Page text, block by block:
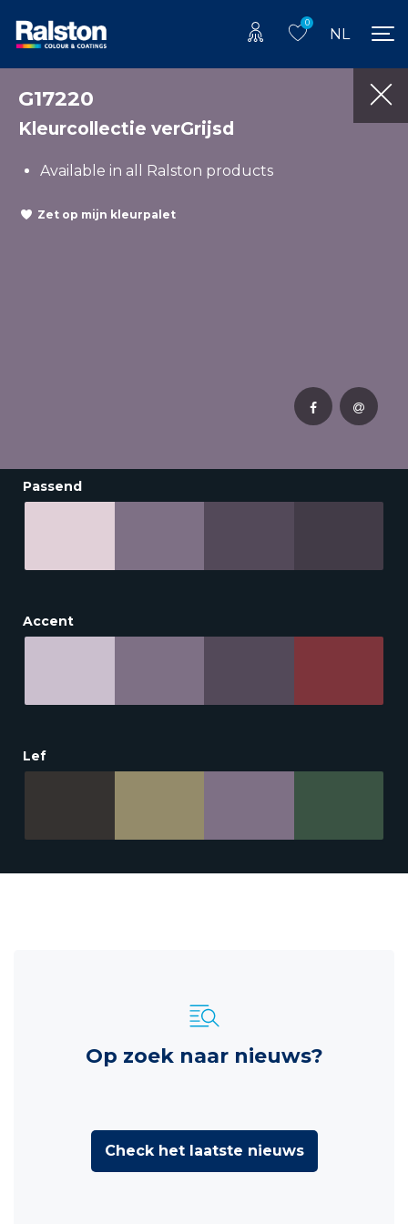
0
NL
G17220
Kleurcollectie verGrijsd
Available in all Ralston products
Zet op mijn kleurpalet
Passend
Accent
Lef
Op zoek naar nieuws?
Check het laatste nieuws